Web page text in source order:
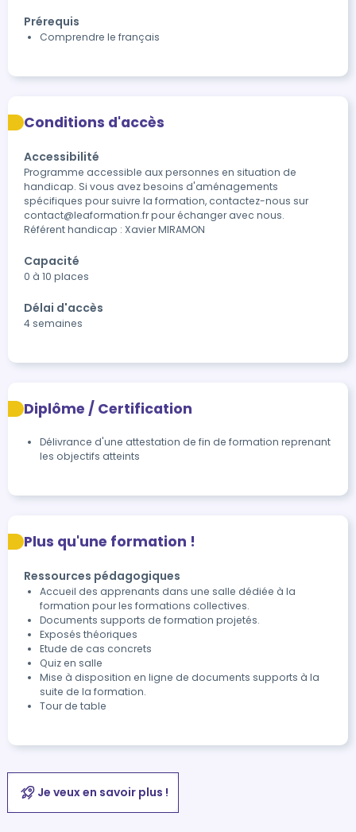
Prérequis
Comprendre le français
Conditions d'accès
Accessibilité
Programme accessible aux personnes en situation de
handicap. Si vous avez besoins d'aménagements
spécifiques pour suivre la formation, contactez-nous sur
contact@leaformation.fr pour échanger avec nous.
Référent handicap : Xavier MIRAMON
Capacité
0 à 10 places
Délai d'accès
4 semaines
Diplôme / Certification
Délivrance d'une attestation de fin de formation reprenant
les objectifs atteints
Plus qu'une formation !
Ressources pédagogiques
Accueil des apprenants dans une salle dédiée à la
formation pour les formations collectives.
Documents supports de formation projetés.
Exposés théoriques
Etude de cas concrets
Quiz en salle
Mise à disposition en ligne de documents supports à la
suite de la formation.
Tour de table
Je veux en savoir plus !